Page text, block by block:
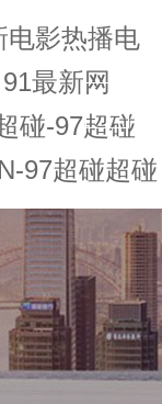
电影热播电
最新网
碰-97超碰
97超碰超碰